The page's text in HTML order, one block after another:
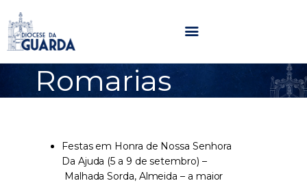
Romarias
HOME
PARÓQUIAS
NOTÍCIAS
Festas em Honra de Nossa Senhora
Da Ajuda (5 a 9 de setembro) –
Malhada Sorda, Almeida – a maior